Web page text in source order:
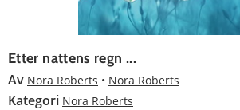
Etter nattens regn ...
Av Nora Roberts Nora Roberts
Kategori Nora Roberts